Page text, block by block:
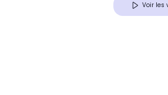
Voir les